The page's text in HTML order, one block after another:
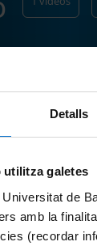
Detalls
utilitza galetes
de
amb la
(recordar